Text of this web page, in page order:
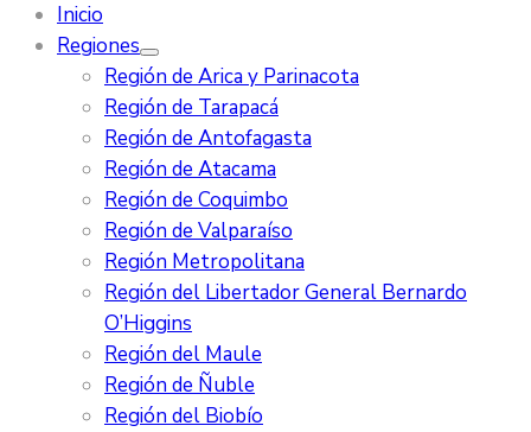
Inicio
Regiones
Región de Arica y Parinacota
Región de Tarapacá
Región de Antofagasta
Región de Atacama
Región de Coquimbo
Región de Valparaíso
Región Metropolitana
Región del Libertador General Bernardo
O’Higgins
Región del Maule
Región de Ñuble
Región del Biobío